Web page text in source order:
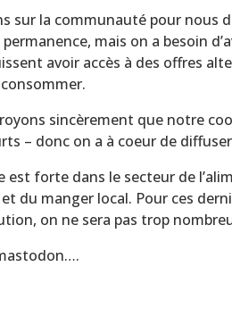
sur la communauté pour nous
mais on a besoin
avoir accès à des offres
sincèrement que notre
– donc on a à coeur de
est forte dans le secteur de
du manger local. Pour ces
on ne sera pas trop